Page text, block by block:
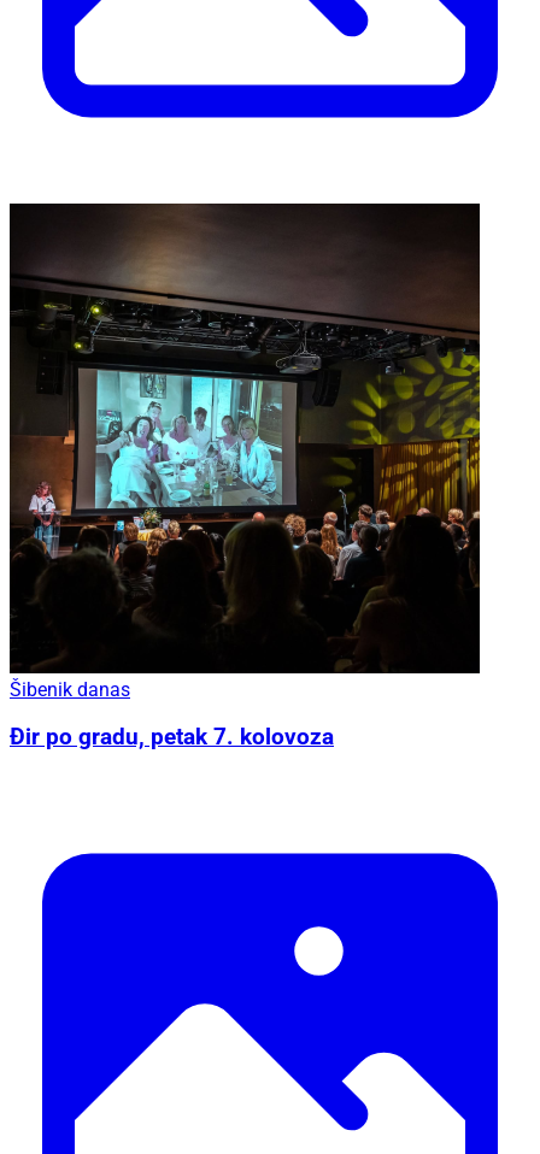
Šibenik danas
Đir po gradu, petak 7. kolovoza